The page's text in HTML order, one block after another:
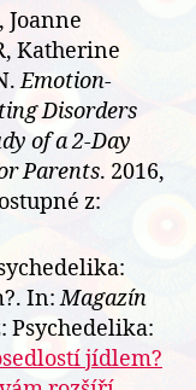
Joanne
Katherine
Emotion-
Disorders
of a 2-Day
Parents. 2016,
z:
In:Magazín
Psychedelika:
jídlem?